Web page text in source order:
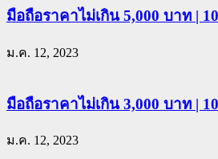
มือถือราคาไม่เกิน 5,000 บาท |
ม.ค. 12, 2023
มือถือราคาไม่เกิน 3,000 บาท |
ม.ค. 12, 2023